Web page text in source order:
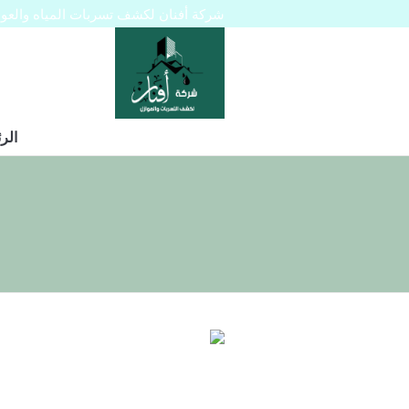
شركة أفنان لكشف تسربات المياه والعوازل